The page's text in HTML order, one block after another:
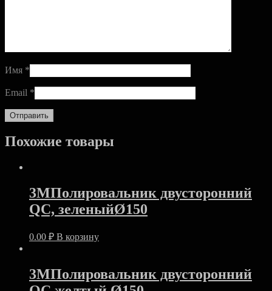
Имя *
Email *
Похожие товары
3MПолировальник двусторонний
QC, зеленыйØ150
0.00 ₽ В корзину
3MПолировальник двусторонний